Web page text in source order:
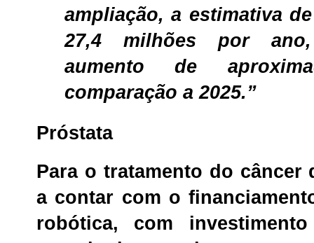
ampliação, a estimativa
27,4 milhões por
aumento de
comparação a 2025.”
Próstata
Para o tratamento do câncer
a contar com o
robótica, com